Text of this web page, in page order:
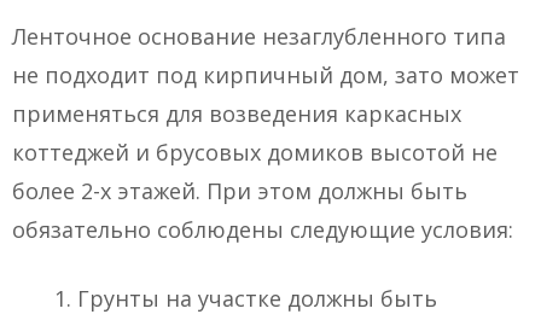
Ленточное основание незаглубленного типа
не подходит под кирпичный дом, зато может
применяться для возведения каркасных
коттеджей и брусовых домиков высотой не
более 2-х этажей. При этом должны быть
обязательно соблюдены следующие условия:
Грунты на участке должны быть